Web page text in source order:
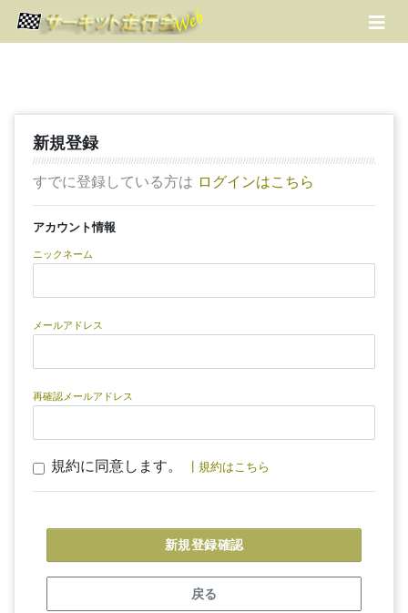
コンテンツにスキップする
新規登録
すでに登録している方は ログインはこちら
アカウント情報
ニックネーム
メールアドレス
再確認メールアドレス
規約に同意します。 ┃規約はこちら
戻る
トップ
無料新規登録
会社概要
お問合わせ